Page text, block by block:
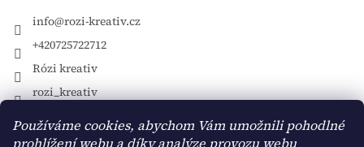
Používáme cookies, abychom Vám umožnili pohodlné
prohlížení webu a díky analýze provozu webu
info@rozi-kreativ.cz
+420725722712
Rózi kreativ
rozi_kreativ